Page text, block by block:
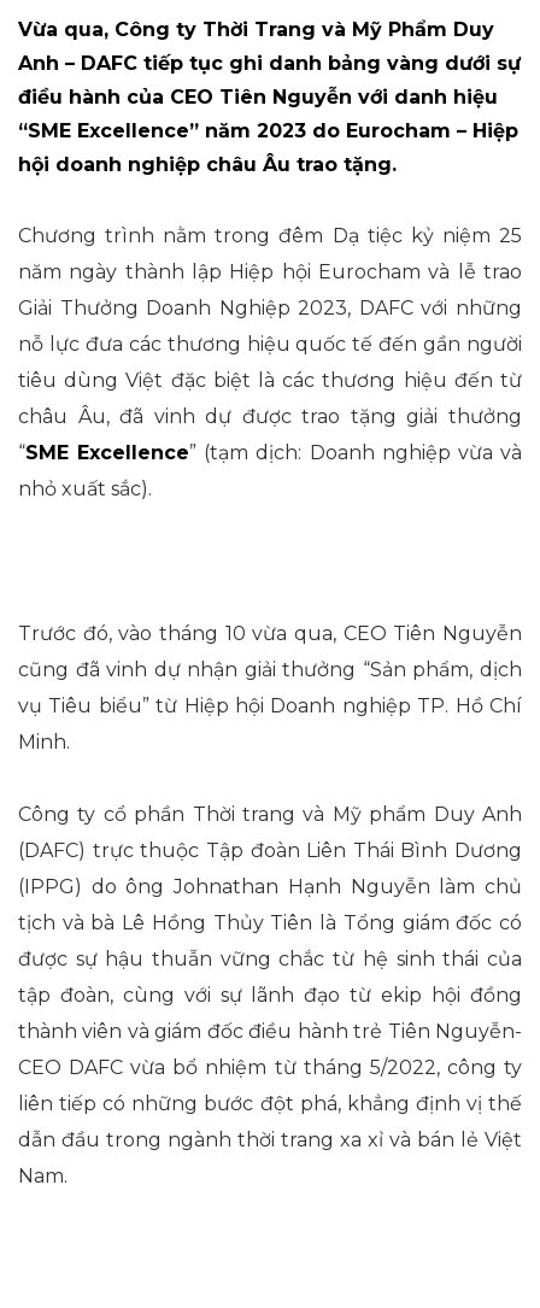
Vừa qua, Công ty Thời Trang và Mỹ Phẩm Duy
Anh – DAFC tiếp tục ghi danh bảng vàng dưới sự
điều hành của CEO Tiên Nguyễn với danh hiệu
“SME Excellence” năm 2023 do Eurocham – Hiệp
hội doanh nghiệp châu Âu trao tặng.
Chương trình nằm trong đêm Dạ tiệc kỷ niệm 25
năm ngày thành lập Hiệp hội Eurocham và lễ trao
Giải Thưởng Doanh Nghiệp 2023, DAFC với những
nỗ lực đưa các thương hiệu quốc tế đến gần người
tiêu dùng Việt đặc biệt là các thương hiệu đến từ
châu Âu, đã vinh dự được trao tặng giải thưởng
“SME Excellence” (tạm dịch: Doanh nghiệp vừa và
nhỏ xuất sắc).
Trước đó, vào tháng 10 vừa qua, CEO Tiên Nguyễn
cũng đã vinh dự nhận giải thưởng “Sản phẩm, dịch
vụ Tiêu biểu” từ Hiệp hội Doanh nghiệp TP. Hồ Chí
Minh.
Công ty cổ phần Thời trang và Mỹ phẩm Duy Anh
(DAFC) trực thuộc Tập đoàn Liên Thái Bình Dương
(IPPG) do ông Johnathan Hạnh Nguyễn làm chủ
tịch và bà Lê Hồng Thủy Tiên là Tổng giám đốc có
được sự hậu thuẫn vững chắc từ hệ sinh thái của
tập đoàn, cùng với sự lãnh đạo từ ekip hội đồng
thành viên và giám đốc điều hành trẻ Tiên Nguyễn-
CEO DAFC vừa bổ nhiệm từ tháng 5/2022, công ty
liên tiếp có những bước đột phá, khẳng định vị thế
dẫn đầu trong ngành thời trang xa xỉ và bán lẻ Việt
Nam.